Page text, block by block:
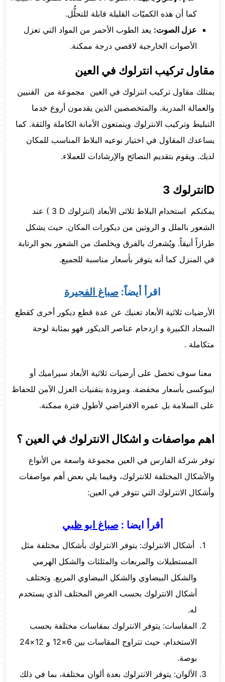
كما أن هذه الكميّات القليلة قابلة للتحلُّل.
عزل الصوت: يعد الطوب الأحمر من المواد التي تعزل
الأصوات الخارجية لاقصي درجة ممكنة.
مقاول تركيب انترلوك في العين
يمتلك مقاول تركيب انترلوك في العين مجموعة من الفنيين
والعمالة المدربة. والمتخصصين الذين يقدمون أروع خدما
التبليط وتركيب الانترلوك ويتمتعون الأمانة الكاملة والثقة. كما
يساعدك المقاول في اختيار نوعيه البلاط المناسب للمكان
لديك. ويقوم بتقديم النصائح والإرشادات للعملاء.
D انترلوك 3
يمكنكم استخدام البلاط ثلاثى الأبعاد (انترلوك ( 3 D عند
الشعور بالملل و الروتين من ديكورات المكان. حيث يشكل
طرازاً أنيقاً. ويُشعرك بالفرق ويخلصك من الشعور بجو الرتابة
في المنزل كما أنه يتوفر بأسعار مناسبة للجميع.
اقرأ أيضاً: صباغ الفجيرة
الأرضيات ثلاثية الأبعاد تغنيك عن عدة قطع ديكور أخرى كقطع
السجاد الكبيرة و ازدحام عناصر الديكور فهو بمثابة لوحة
متكاملة .
معنا سوف تحصل على أرضيات ثلاثية الأبعاد سيراميك أو
ايبوكسى بأسعار مخفضة. ومزودة بتقنيات العزل الآمن للحفاظ
على السلامة بل عمره الافتراضي لأطول فترة ممكنة.
اهم مواصفات و اشكال الانترلوك في العين ؟
توفر شركة الفارس في العين مجموعة واسعة من الأنواع
والأشكال المختلفة للانترلوك، وفيما يلي بعض أهم مواصفات
وأشكال الانترلوك التي تتوفر في العين:
أقرأ ايضا :صباغ ابو ظبي
أشكال الانترلوك: يتوفر الانترلوك بأشكال مختلفة مثل
المستطيلات والمربعات والمثلثات والشكل الهرمي
والشكل البيضاوي والشكل البيضاوي المربع. وتختلف
أشكال الانترلوك بحسب الغرض المختلف الذي يستخدم
له.
المقاسات: يتوفر الانترلوك بمقاسات مختلفة بحسب
الاستخدام، حيث تتراوح المقاسات بين 6×12 و 12×24
بوصة.
الألوان: يتوفر الانترلوك بعدة ألوان مختلفة، بما في ذلك